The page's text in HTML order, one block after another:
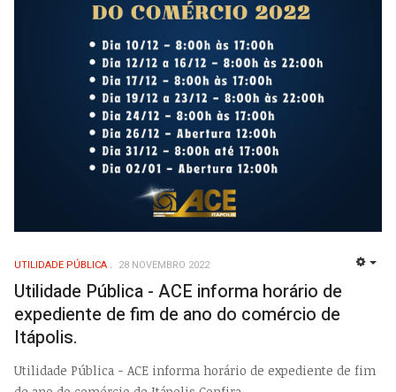
UTILIDADE PÚBLICA 28 NOVEMBRO 2022
Utilidade Pública - ACE informa horário de
expediente de fim de ano do comércio de
Itápolis.
Utilidade Pública - ACE informa horário de expediente de fim